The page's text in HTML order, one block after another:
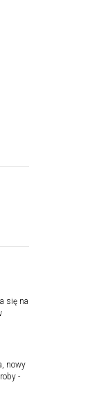
się na
nowy
-